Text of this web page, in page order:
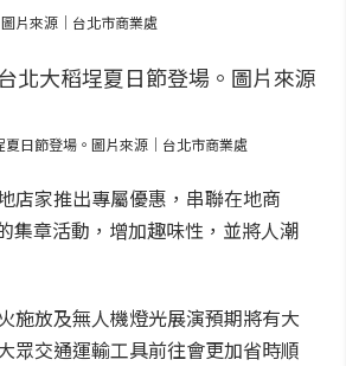
片來源｜台北市商業處
日節登場。圖片來源｜台北市商業處
店家推出專屬優惠，串聯在地商
集章活動，增加趣味性，並將人潮
施放及無人機燈光展演預期將有大
眾交通運輸工具前往會更加省時順